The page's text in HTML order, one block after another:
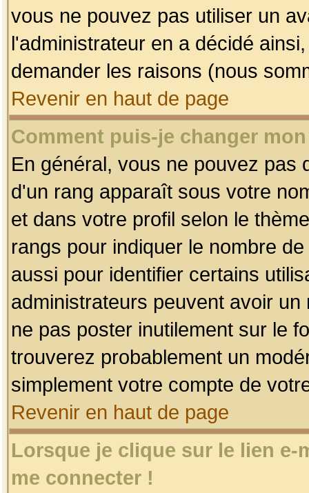
vous ne pouvez pas utiliser un
l'administrateur en a décidé
demander les raisons (nous
Revenir en haut de page
Comment puis-je changer
En général, vous ne pouvez pas
d'un rang apparaît sous votre
et dans votre profil selon le
rangs pour indiquer le nombre
aussi pour identifier certains
administrateurs peuvent avoir
ne pas poster inutilement sur le
trouverez probablement un
simplement votre compte de
Revenir en haut de page
Lorsque je clique sur le lien
me connecter !